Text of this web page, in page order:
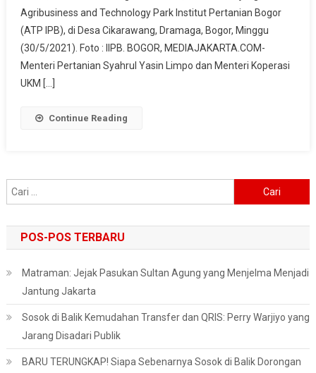
Menkop
UKM
Dan
Rektor
Agribusiness and Technology Park Institut Pertanian Bogor
(ATP IPB), di Desa Cikarawang, Dramaga, Bogor, Minggu
(30/5/2021). Foto : IIPB. BOGOR, MEDIAJAKARTA.COM-
Menteri Pertanian Syahrul Yasin Limpo dan Menteri Koperasi
UKM […]
Continue Reading
untuk:
POS-POS TERBARU
Matraman: Jejak Pasukan Sultan Agung yang Menjelma Menjadi
Jantung Jakarta
Sosok di Balik Kemudahan Transfer dan QRIS: Perry Warjiyo yang
Jarang Disadari Publik
BARU TERUNGKAP! Siapa Sebenarnya Sosok di Balik Dorongan